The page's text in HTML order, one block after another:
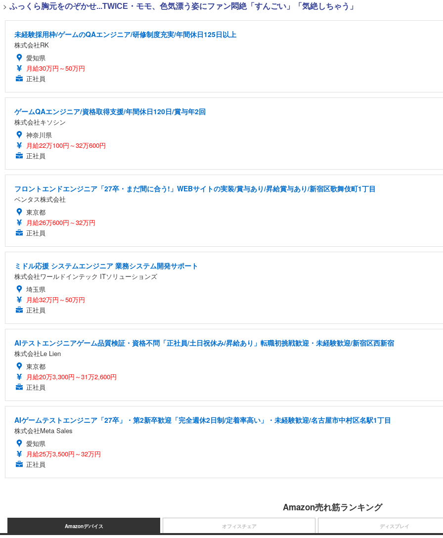
> ふっくら胸元をのぞかせ...TWICE・モモ、色気漂う姿にファン悶絶「すんごい」「気絶しちゃう」
未経験採用枠/ゲームのQAエンジニア/研修制度充実/年間休日125日以上
株式会社RK
愛知県
月給30万円～50万円
正社員
ゲームQAエンジニア/資格取得支援/年間休日120日/賞与年2回
株式会社キソシン
神奈川県
月給22万100円～32万600円
正社員
フロントエンドエンジニア「27卒・まだ間に合う!」WEBサイトの実装/賞与あり/昇給賞与あり/新宿区歌舞伎町1丁目
ベンタス株式会社
東京都
月給26万600円～32万円
正社員
ミドル応援 システムエンジニア 業務システム開発サポート
株式会社ワールドインテック ITソリューションズ
埼玉県
月給32万円～50万円
正社員
AIテストエンジニアゲーム品質検証・資格不問「正社員/土日祝休み/昇給あり」転職初挑戦歓迎・未経験歓迎/新宿区西新宿
株式会社Le Lien
東京都
月給20万3,300円～31万2,600円
正社員
AIゲームテストエンジニア「27卒」・第2新卒歓迎「完全週休2日制/定着率高い」・未経験歓迎/名古屋市中村区名駅1丁目
株式会社Meta Sales
愛知県
月給25万3,500円～32万円
正社員
Amazon売れ筋ランキング
Amazonデバイス オフィスチェア ディスプレイ